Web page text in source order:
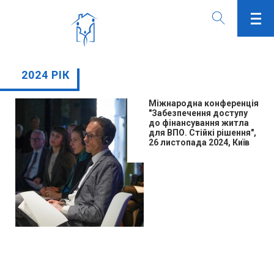
2024 РІК
Міжнародна конференція
"Забезпечення доступу
до фінансування житла
для ВПО. Стійкі рішення",
26 листопада 2024, Київ